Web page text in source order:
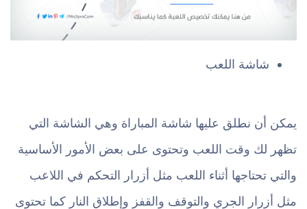
شاشة اللعب
يمكن أن نطلق عليها شاشة المباراة وهي الشاشة التي
تظهر لك وقت اللعب وتحتوى على بعض الأمور الأساسية
والتي تحتاجها أثناء اللعب مثل أزرار التحكم في اللاعب
مثل أزرار الجري والتوقف والقفز وإطلاق النار كما تحتوى